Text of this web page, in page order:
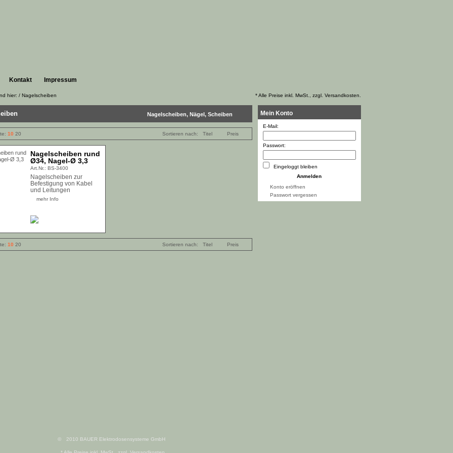
Kontakt Impressum
hier: / Nagelscheiben * Alle Preise inkl. MwSt., zzgl. Versandkosten.
Mein Konto
E-Mail:
Passwort:
Eingeloggt bleiben
Konto eröffnen
Passwort vergessen
Nagelscheiben, Nägel, Scheiben
10 20 Sortieren nach: Titel Preis
Nagelscheiben rund
Ø34, Nagel-Ø 3,3
Art.Nr.: BS-3400
Nagelscheiben zur
Befestigung von Kabel
und Leitungen
mehr Info
10 20 Sortieren nach: Titel Preis
© 2010 BAUER Elektrodosensysteme GmbH